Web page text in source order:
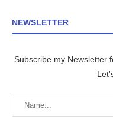
NEWSLETTER
Subscribe my Newsletter